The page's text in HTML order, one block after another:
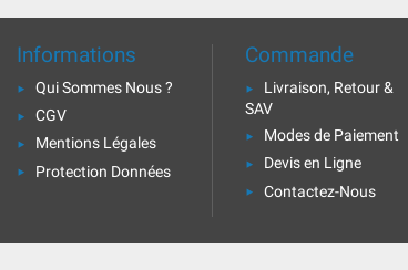
Informations
Qui Sommes Nous ?
CGV
Mentions Légales
Protection Données
Commande
Livraison, Retour &
SAV
Modes de Paiement
Devis en Ligne
Contactez-Nous